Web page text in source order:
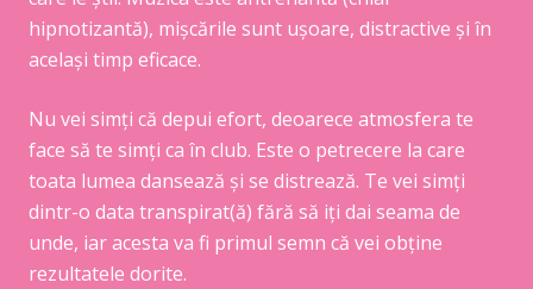
hipnotizantă), mișcările sunt ușoare, distractive și în
același timp eficace.
Nu vei simți că depui efort, deoarece atmosfera te
face să te simți ca în club. Este o petrecere la care
toata lumea dansează și se distrează. Te vei simți
dintr-o data transpirat(ă) fără să iți dai seama de
unde, iar acesta va fi primul semn că vei obține
rezultatele dorite.